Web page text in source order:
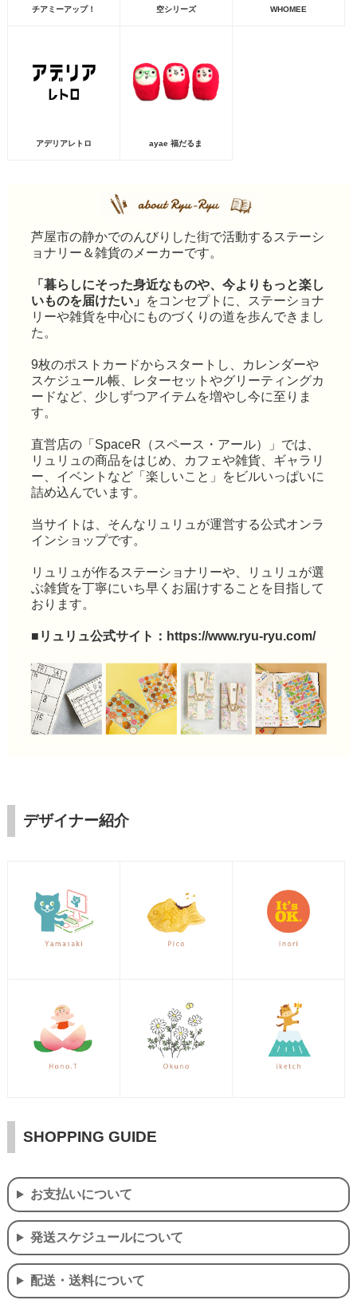
チアミーアップ！ 空シリーズ WHOMEE
アデリアレトロ ayae 福だるま
芦屋市の静かでのんびりした街で活動するステーシ
ョナリー＆雑貨のメーカーです。
「暮らしにそった身近なものや、今よりもっと楽し
いものを届けたい」
をコンセプトに、ステーショナ
リーや雑貨を中心にものづくりの道を歩んできまし
た。
9枚のポストカードからスタートし、カレンダーや
スケジュール帳、レターセットやグリーティングカ
ードなど、少しずつアイテムを増やし今に至りま
す。
直営店の「SpaceR（スペース・アール）」では、
リュリュの商品をはじめ、カフェや雑貨、ギャラリ
ー、イベントなど「楽しいこと」をビルいっぱいに
詰め込んでいます。
当サイトは、そんなリュリュが運営する公式オンラ
インショップです。
リュリュが作るステーショナリーや、リュリュが選
ぶ雑貨を丁寧にいち早くお届けすることを目指して
おります。
■リュリュ公式サイト： https://www.ryu-ryu.com/
デザイナー紹介
SHOPPING GUIDE
お支払いについて
発送スケジュールについて
配送・送料について